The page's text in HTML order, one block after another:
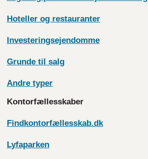
Hoteller og restauranter
Investeringsejendomme
Grunde til salg
Andre typer
Kontorfællesskaber
Findkontorfællesskab.dk
Lyfaparken